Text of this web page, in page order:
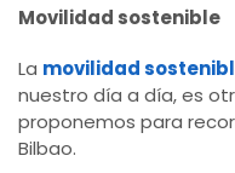
Movilidad sostenible
La movilidad
nuestro día a día, es
proponemos para
Bilbao.